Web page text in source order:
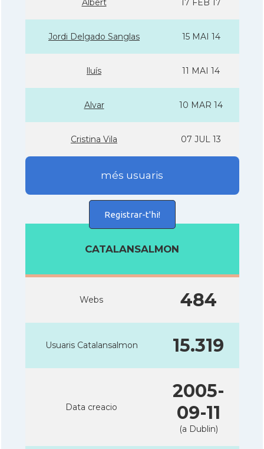
Albert 17 FEB 17
Jordi Delgado Sanglas 15 MAI 14
lluí­s 11 MAI 14
Alvar 10 MAR 14
Cristina Vila 07 JUL 13
més usuaris
Registrar-t'hi!
CATALANSALMON
Webs 484
Usuaris Catalansalmon 15.319
Data creacio
2005-
09-11
(a Dublin)